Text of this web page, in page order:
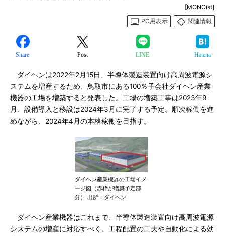
[MONOist]
PC用表示
関連情報
Share Post LINE Hatena
ダイヘンは2022年2月15日、半導体製造装置向け高周波電源シ
ステムを増産するため、鳥取市にある100％子会社ダイヘン産業
機器の工場を増築すると発表した。工場の増築工事は2023年9
月、設備導入と移設は2024年3月に完了する予定。順次稼働を進
めながら、2024年4月の本格稼働を目指す。
ダイヘン産業機器の工場イメ
ージ図（赤枠が増築予定部
分） 出所：ダイヘン
ダイヘン産業機器はこれまで、半導体製造装置向け高周波電源
システムの増産に対応すべく、工程配置の工夫や自動化による効